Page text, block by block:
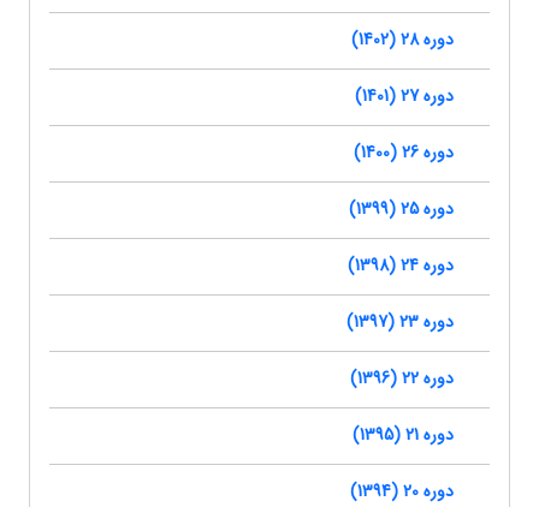
دوره 28 (1402)
دوره 27 (1401)
دوره 26 (1400)
دوره 25 (1399)
دوره 24 (1398)
دوره 23 (1397)
دوره 22 (1396)
دوره 21 (1395)
دوره 20 (1394)